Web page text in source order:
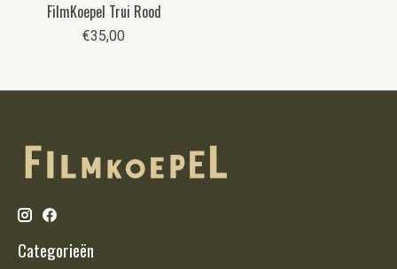
FilmKoepel Trui Rood
€35,00
Categorieën